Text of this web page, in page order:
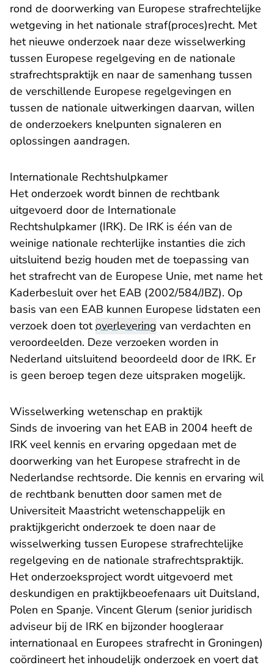
rond de doorwerking van Europese strafrechtelijke
wetgeving in het nationale straf(proces)recht. Met
het nieuwe onderzoek naar deze wisselwerking
tussen Europese regelgeving en de nationale
strafrechtspraktijk en naar de samenhang tussen
de verschillende Europese regelgevingen en
tussen de nationale uitwerkingen daarvan, willen
de onderzoekers knelpunten signaleren en
oplossingen aandragen.
Internationale Rechtshulpkamer
Het onderzoek wordt binnen de rechtbank
uitgevoerd door de Internationale
Rechtshulpkamer (IRK). De IRK is één van de
weinige nationale rechterlijke instanties die zich
uitsluitend bezig houden met de toepassing van
het strafrecht van de Europese Unie, met name het
Kaderbesluit over het EAB (2002/584/JBZ). Op
basis van een EAB kunnen Europese lidstaten een
verzoek doen totoverlevering van verdachten en
veroordeelden. Deze verzoeken worden in
Nederland uitsluitend beoordeeld door de IRK. Er
is geen beroep tegen deze uitspraken mogelijk.
Wisselwerking wetenschap en praktijk
Sinds de invoering van het EAB in 2004 heeft de
IRK veel kennis en ervaring opgedaan met de
doorwerking van het Europese strafrecht in de
Nederlandse rechtsorde. Die kennis en ervaring wil
de rechtbank benutten door samen met de
Universiteit Maastricht wetenschappelijk en
praktijkgericht onderzoek te doen naar de
wisselwerking tussen Europese strafrechtelijke
regelgeving en de nationale strafrechtspraktijk.
Het onderzoeksproject wordt uitgevoerd met
deskundigen en praktijkbeoefenaars uit Duitsland,
Polen en Spanje. Vincent Glerum (senior juridisch
adviseur bij de IRK en bijzonder hoogleraar
internationaal en Europees strafrecht in Groningen)
coördineert het inhoudelijk onderzoek en voert dat